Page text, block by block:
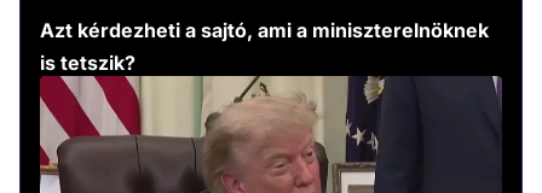
Azt kérdezheti a sajtó, ami a miniszterelnöknek
is tetszik?